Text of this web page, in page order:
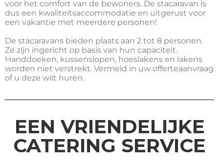
voor het comfort van de bewoners. De stacaravan is
dus een kwaliteitsaccommodatie en uitgerust voor
een vakantie met meerdere personen!
De stacaravans bieden plaats aan 2 tot 8 personen.
Ze zijn ingericht op basis van hun capaciteit.
Handdoeken, kussenslopen, hoeslakens en lakens
worden niet verstrekt. Vermeld in uw offerteaanvraag
of u deze wilt huren.
EEN VRIENDELIJKE
CATERING SERVICE